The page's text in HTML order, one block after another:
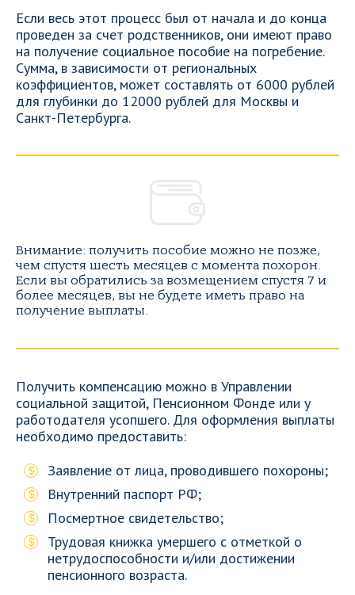
Если весь этот процесс был от начала и до конца
проведен за счет родственников, они имеют право
на получение социальное пособие на погребение.
Сумма, в зависимости от региональных
коэффициентов, может составлять от 6000 рублей
для глубинки до 12000 рублей для Москвы и
Санкт-Петербурга.
Внимание: получить пособие можно не позже,
чем спустя шесть месяцев с момента похорон.
Если вы обратились за возмещением спустя 7 и
более месяцев, вы не будете иметь право на
получение выплаты.
Получить компенсацию можно в Управлении
социальной защитой, Пенсионном Фонде или у
работодателя усопшего. Для оформления выплаты
необходимо предоставить:
Заявление от лица, проводившего похороны;
Внутренний паспорт РФ;
Посмертное свидетельство;
Трудовая книжка умершего с отметкой о
нетрудоспособности и/или достижении
пенсионного возраста.